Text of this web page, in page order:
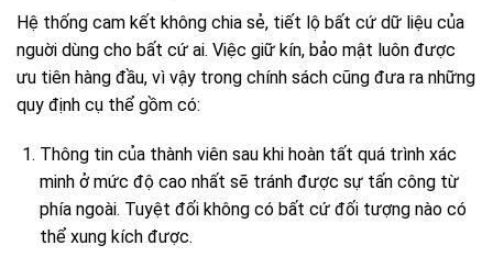
Hệ thống cam kết không chia sẻ, tiết lộ bất cứ dữ liệu của
nguời dùng cho bất cứ ai. Việc giữ kín, bảo mật luôn được
ưu tiên hàng đầu, vì vậy trong chính sách cũng đưa ra những
quy định cụ thể gồm có:
Thông tin của thành viên sau khi hoàn tất quá trình xác
minh ở mức độ cao nhất sẽ tránh được sự tấn công từ
phía ngoài. Tuyệt đối không có bất cứ đối tượng nào có
thể xung kích được.